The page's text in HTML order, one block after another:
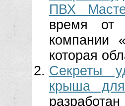
ПВХ
время от
компании
которая
Секреты
крыша